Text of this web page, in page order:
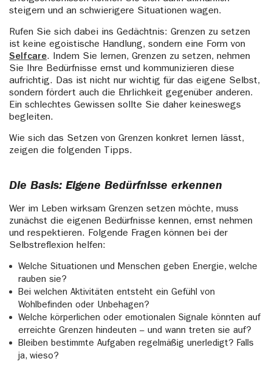
steigern und an schwierigere Situationen wagen.
Rufen Sie sich dabei ins Gedächtnis: Grenzen zu setzen
ist keine egoistische Handlung, sondern eine Form von
Selfcare. Indem Sie lernen, Grenzen zu setzen, nehmen
Sie Ihre Bedürfnisse ernst und kommunizieren diese
aufrichtig. Das ist nicht nur wichtig für das eigene Selbst,
sondern fördert auch die Ehrlichkeit gegenüber anderen.
Ein schlechtes Gewissen sollte Sie daher keineswegs
begleiten.
Wie sich das Setzen von Grenzen konkret lernen lässt,
zeigen die folgenden Tipps.
Die Basis: Eigene Bedürfnisse erkennen
Wer im Leben wirksam Grenzen setzen möchte, muss
zunächst die eigenen Bedürfnisse kennen, ernst nehmen
und respektieren. Folgende Fragen können bei der
Selbstreflexion helfen:
Welche Situationen und Menschen geben Energie, welche
rauben sie?
Bei welchen Aktivitäten entsteht ein Gefühl von
Wohlbefinden oder Unbehagen?
Welche körperlichen oder emotionalen Signale könnten auf
erreichte Grenzen hindeuten – und wann treten sie auf?
Bleiben bestimmte Aufgaben regelmäßig unerledigt? Falls
ja, wieso?